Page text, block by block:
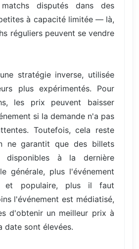
disputés dans des
à capacité limitée — là,
réguliers peuvent se vendre
stratégie inverse, utilisée
plus expérimentés. Pour
les prix peuvent baisser
si la demande n'a pas
Toutefois, cela reste
ne garantit que des billets
disponibles à la dernière
générale, plus l'événement
et populaire, plus il faut
l'événement est médiatisé,
d'obtenir un meilleur prix à
date sont élevées.